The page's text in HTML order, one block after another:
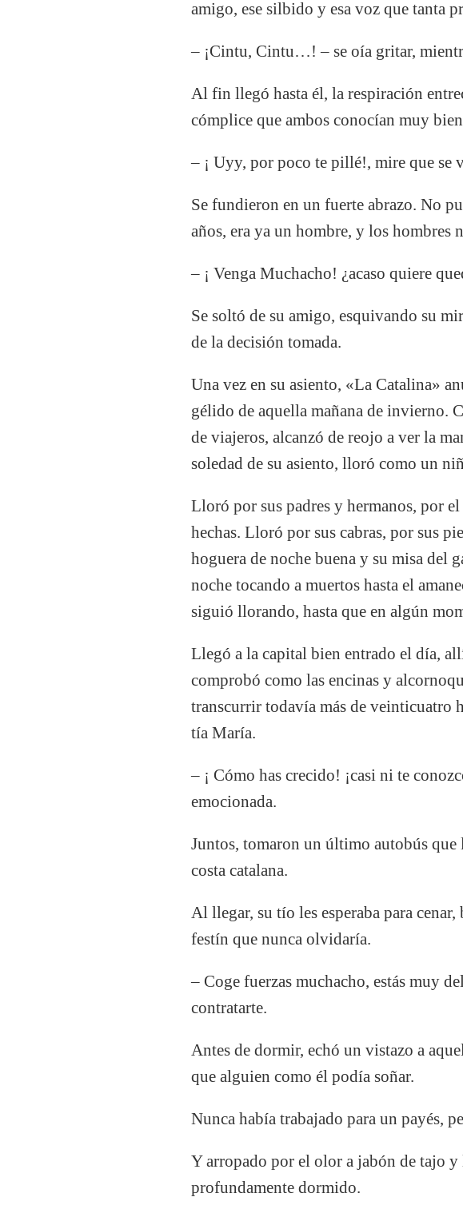
amigo, ese silbido y esa voz que tanta
– ¡Cintu, Cintu…! – se oía gritar,
Al fin llegó hasta él, la respiración
cómplice que ambos conocían muy
– ¡ Uyy, por poco te pillé!, mire que se
Se fundieron en un fuerte abrazo. No
años, era ya un hombre, y los hombres
– ¡ Venga Muchacho! ¿acaso quiere
Se soltó de su amigo, esquivando su
de la decisión tomada.
Una vez en su asiento, «La Catalina»
gélido de aquella mañana de invierno.
de viajeros, alcanzó de reojo a ver la
soledad de su asiento, lloró como un
Lloró por sus padres y hermanos, por
hechas. Lloró por sus cabras, por sus
hoguera de noche buena y su misa
noche tocando a muertos hasta el
siguió llorando, hasta que en algún
Llegó a la capital bien entrado el día,
comprobó como las encinas y
transcurrir todavía más de veinticuatro
tía María.
– ¡ Cómo has crecido! ¡casi ni te
emocionada.
Juntos, tomaron un último autobús
costa catalana.
Al llegar, su tío les esperaba para
festín que nunca olvidaría.
– Coge fuerzas muchacho, estás muy
contratarte.
Antes de dormir, echó un vistazo a
que alguien como él podía soñar.
Nunca había trabajado para un payés,
Y arropado por el olor a jabón de tajo y
profundamente dormido.